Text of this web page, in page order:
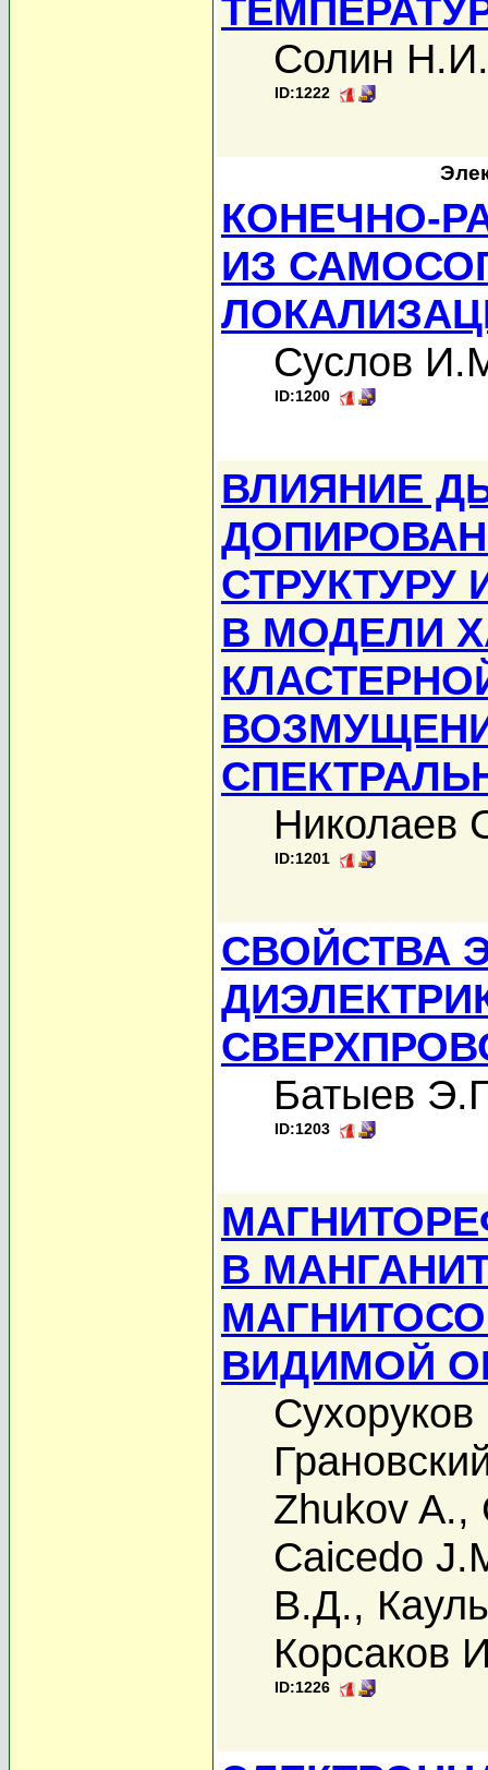
Солин Н.И.
ID:1222
КОНЕЧНО-
ИЗ
Суслов
ID:1200
ВЛИЯНИЕ
В МОДЕЛИ
Николаев
ID:1201
СВОЙСТВА
Батыев
ID:1203
В
ВИДИМОЙ
Zhukov A.,
Caicedo
В.Д.,
Корсаков
ID:1226